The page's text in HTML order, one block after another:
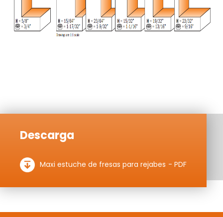
Descarga
Maxi estuche de fresas para rejabes - PDF